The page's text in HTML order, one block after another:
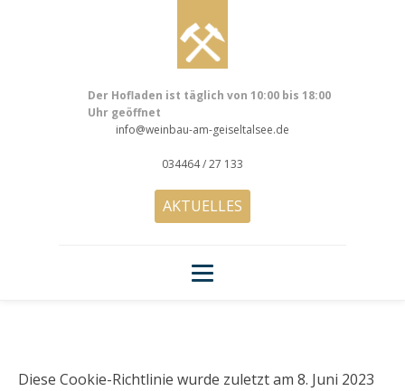
Der Hofladen ist täglich von 10:00 bis 18:00
Uhr geöffnet
info@weinbau-am-geiseltalsee.de
034464 / 27 133
AKTUELLES
Diese Cookie-Richtlinie wurde zuletzt am 8. Juni 2023